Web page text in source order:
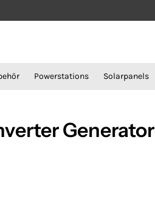
Powerstations Solarpanels
Generator